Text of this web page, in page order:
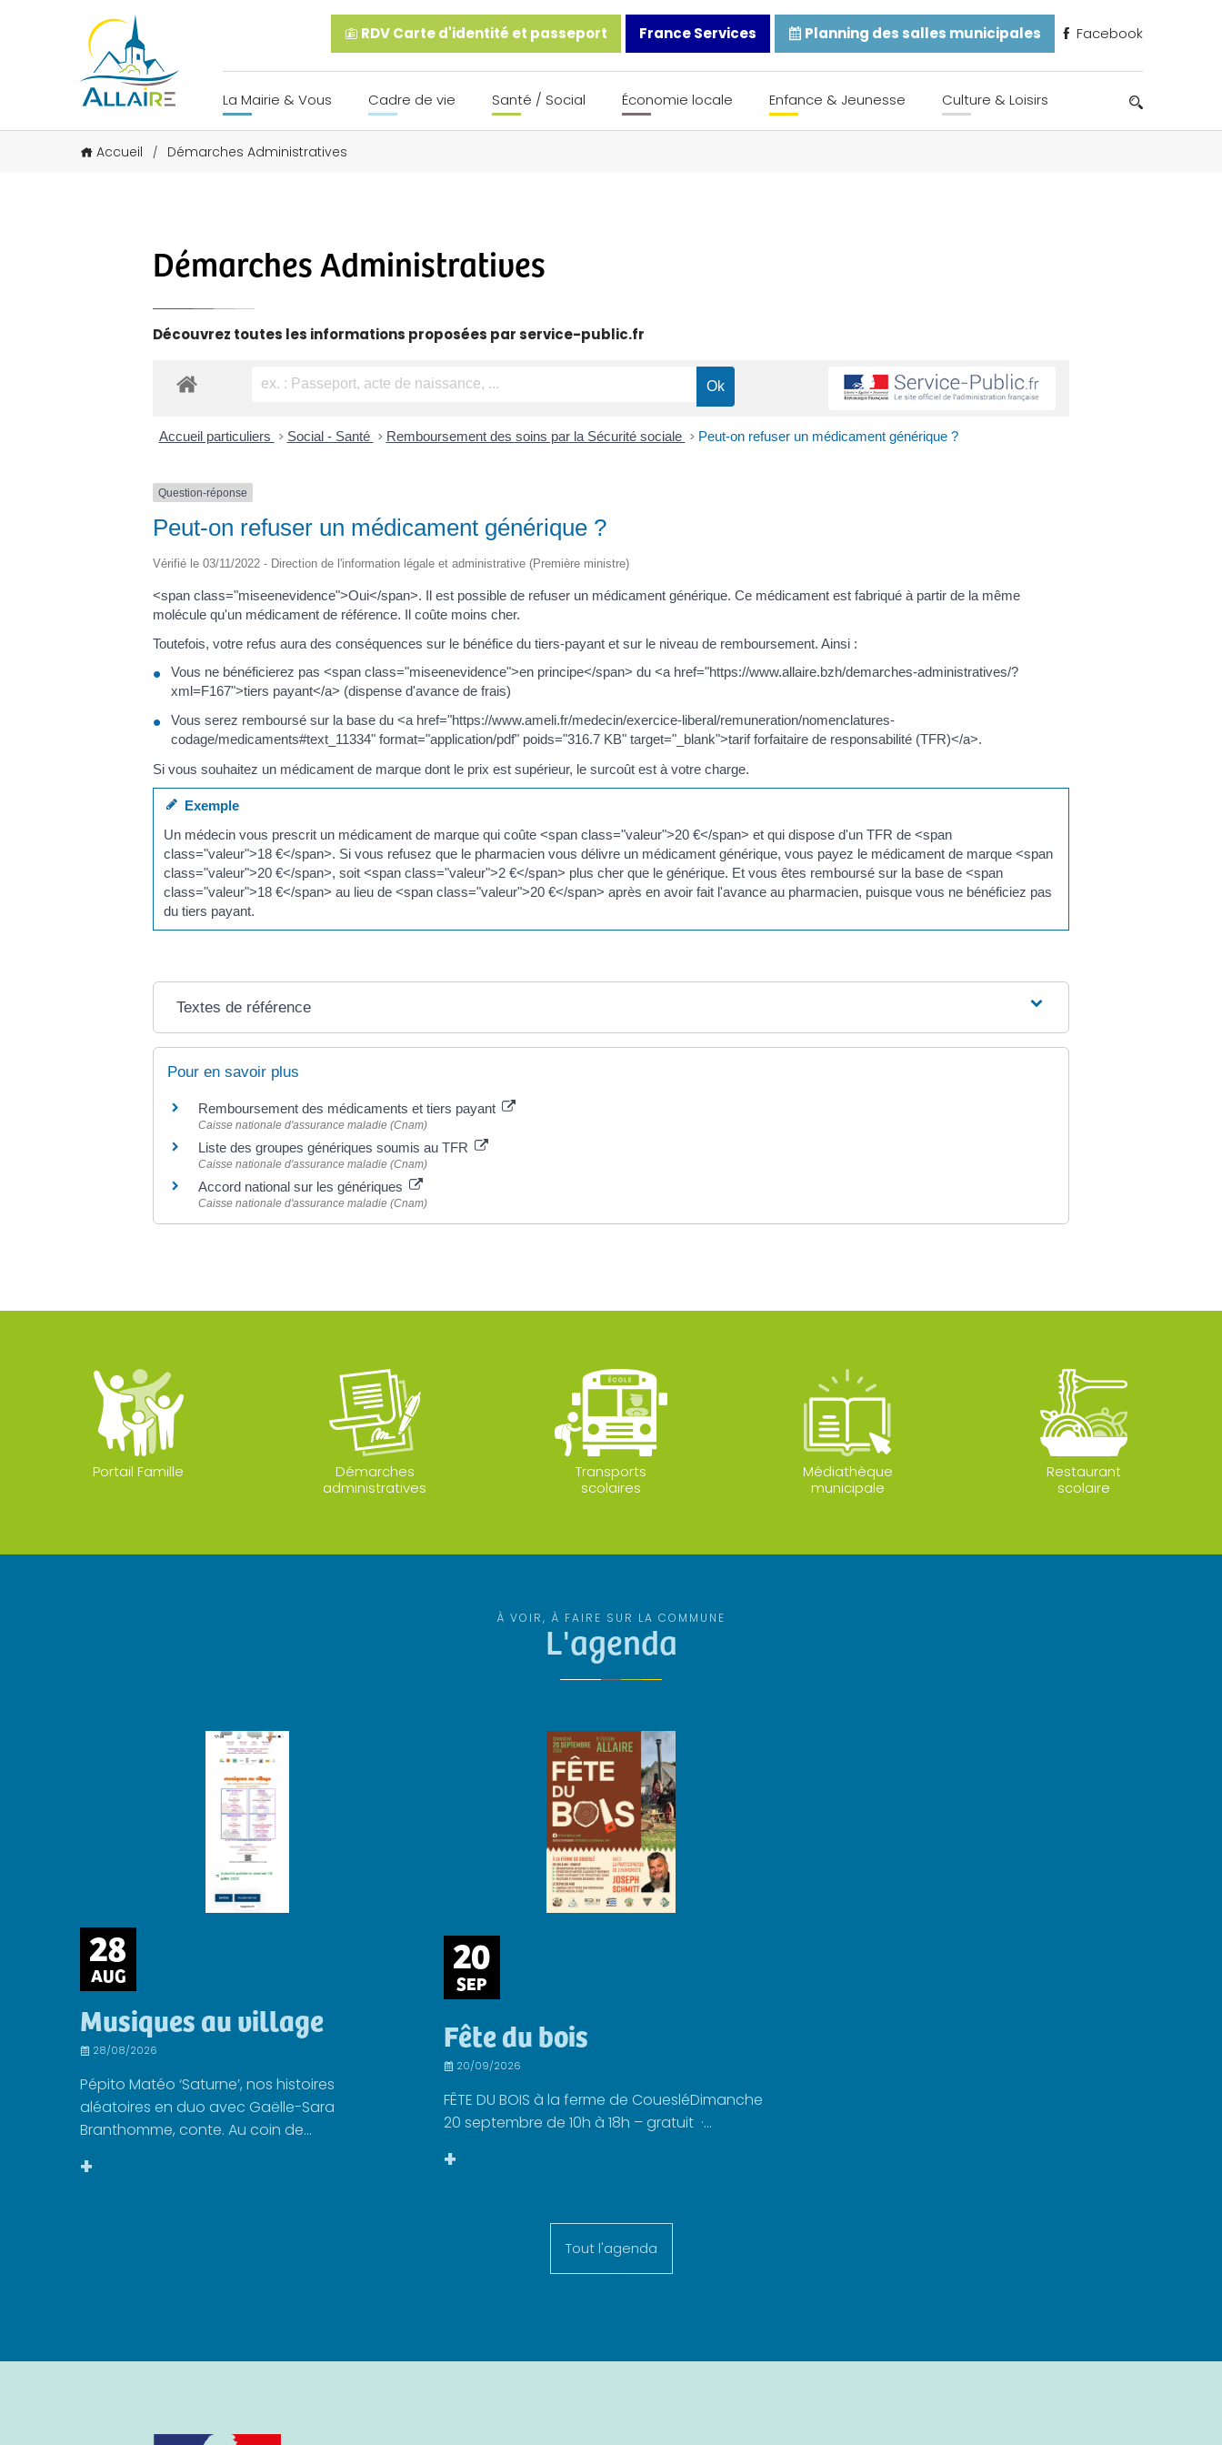
RDV Carte d'identité et passeport France Services Planning des salles municipales Facebook
La Mairie & Vous Cadre de vie Santé / Social Économie locale Enfance & Jeunesse Culture & Loisirs
Accueil / Démarches Administratives
Démarches Administratives
Découvrez toutes les informations proposées par service-public.fr
Accueil particuliers > Social - Santé > Remboursement des soins par la Sécurité sociale > Peut-on refuser un médicament générique ?
Question-réponse
Peut-on refuser un médicament générique ?
Vérifié le 03/11/2022 - Direction de l'information légale et administrative (Première ministre)
<span class="miseenevidence">Oui</span>. Il est possible de refuser un médicament générique. Ce médicament est fabriqué à partir de la même
molécule qu'un médicament de référence. Il coûte moins cher.
Toutefois, votre refus aura des conséquences sur le bénéfice du tiers-payant et sur le niveau de remboursement. Ainsi :
Vous ne bénéficierez pas <span class="miseenevidence">en principe</span> du <a href="https://www.allaire.bzh/demarches-administratives/?
xml=F167">tiers payant</a> (dispense d'avance de frais)
Vous serez remboursé sur la base du <a href="https://www.ameli.fr/medecin/exercice-liberal/remuneration/nomenclatures-
codage/medicaments#text_11334" format="application/pdf" poids="316.7 KB" target="_blank">tarif forfaitaire de responsabilité (TFR)</a>.
Si vous souhaitez un médicament de marque dont le prix est supérieur, le surcoût est à votre charge.
Exemple
Un médecin vous prescrit un médicament de marque qui coûte <span class="valeur">20 €</span> et qui dispose d'un TFR de <span
class="valeur">18 €</span>. Si vous refusez que le pharmacien vous délivre un médicament générique, vous payez le médicament de marque <span
class="valeur">20 €</span>, soit <span class="valeur">2 €</span> plus cher que le générique. Et vous êtes remboursé sur la base de <span
class="valeur">18 €</span> au lieu de <span class="valeur">20 €</span> après en avoir fait l'avance au pharmacien, puisque vous ne bénéficiez pas
du tiers payant.
Textes de référence
Pour en savoir plus
Remboursement des médicaments et tiers payant
Caisse nationale d'assurance maladie (Cnam)
Liste des groupes génériques soumis au TFR
Caisse nationale d'assurance maladie (Cnam)
Accord national sur les génériques
Caisse nationale d'assurance maladie (Cnam)
Portail Famille
Démarches
administratives
Transports
scolaires
Médiathèque
municipale
Restaurant
scolaire
À VOIR, À FAIRE SUR LA COMMUNE
L'agenda
28
AUG
Musiques au village
28/08/2026
Pépito Matéo ‘Saturne’, nos histoires
aléatoires en duo avec Gaëlle-Sara
Branthomme, conte. Au coin de...
+
20
SEP
Fête du bois
20/09/2026
FÊTE DU BOIS à la ferme de CouesléDimanche
20 septembre de 10h à 18h – gratuit ·...
+
Tout l'agenda